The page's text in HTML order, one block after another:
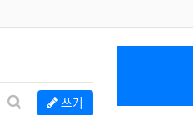
게시물 정렬
쓰기